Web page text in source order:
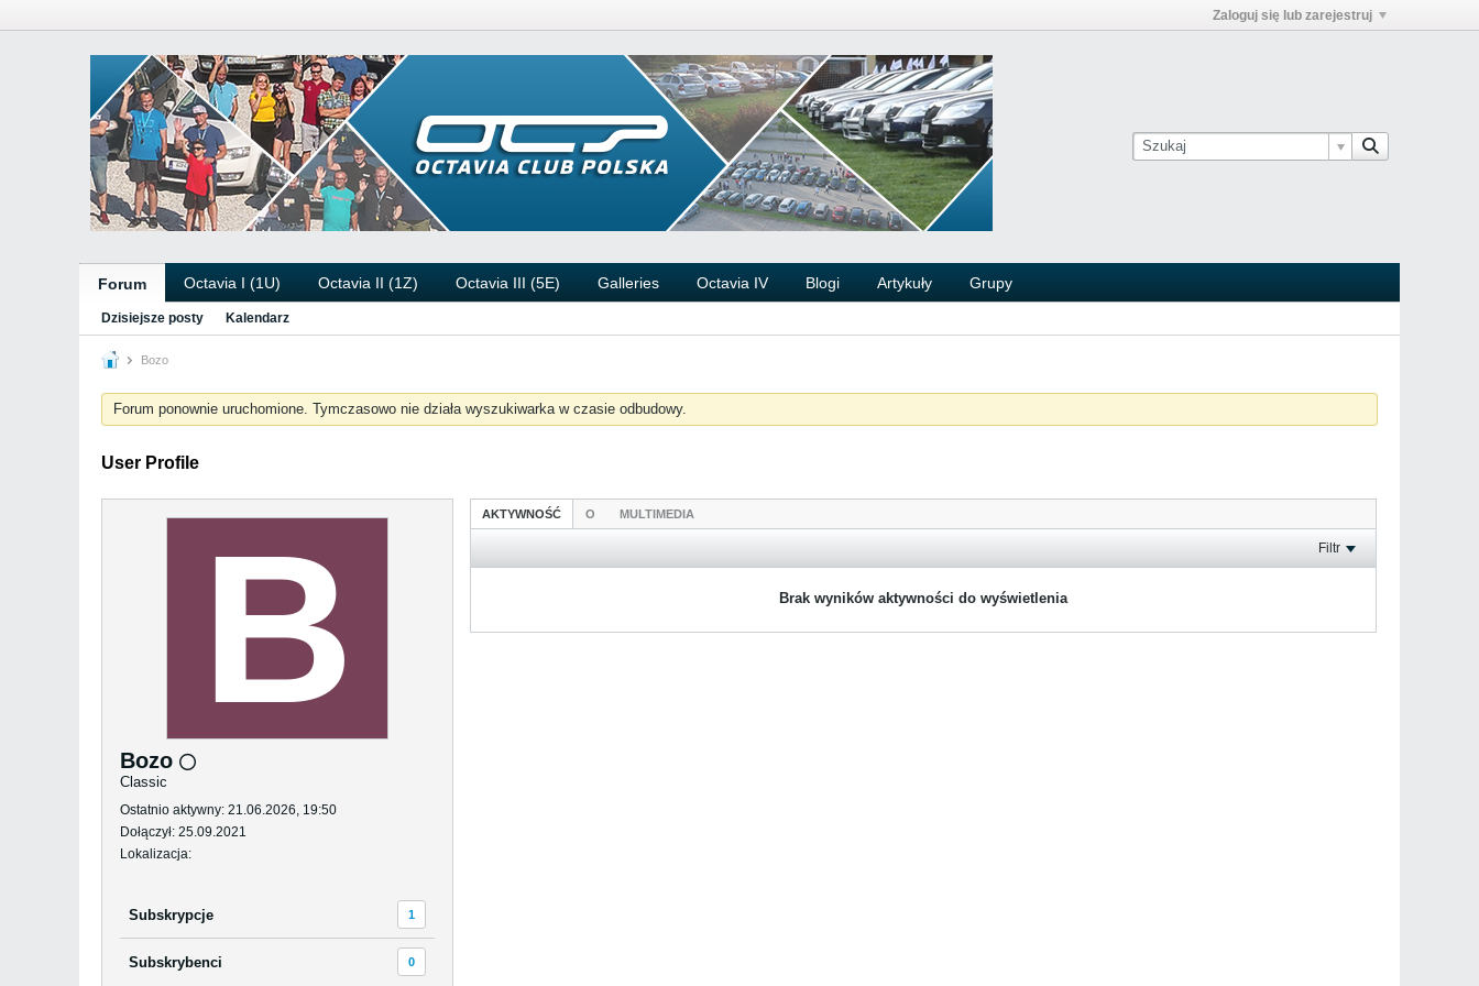
Zaloguj się lub zarejestruj
Forum Octavia I (1U) Octavia II (1Z) Octavia III (5E) Galleries Octavia IV Blogi Artykuły Grupy
Dzisiejsze posty Kalendarz
Bozo
Forum ponownie uruchomione. Tymczasowo nie działa wyszukiwarka w czasie odbudowy.
User Profile
Bozo
Classic
Ostatnio aktywny: 21.06.2026, 19:50
Dołączył: 25.09.2021
Lokalizacja:
Subskrypcje 1
Subskrybenci 0
AKTYWNOŚĆ O MULTIMEDIA
Filtr
Brak wyników aktywności do wyświetlenia